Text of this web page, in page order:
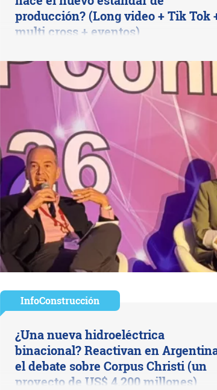
producción? (Long video + Tik Tok
multi cross + eventos)
InfoConstrucción
¿Una nueva hidroeléctrica
binacional? Reactivan en
el debate sobre Corpus Christi (un
proyecto de US$ 4.200 millones)